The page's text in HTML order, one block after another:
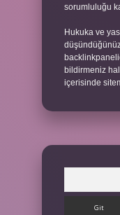
sorumluluğu
Hukuka ve
bildirmeniz
içerisinde